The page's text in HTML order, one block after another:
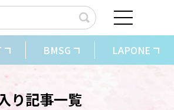
BMSG LAPONE
り記事一覧